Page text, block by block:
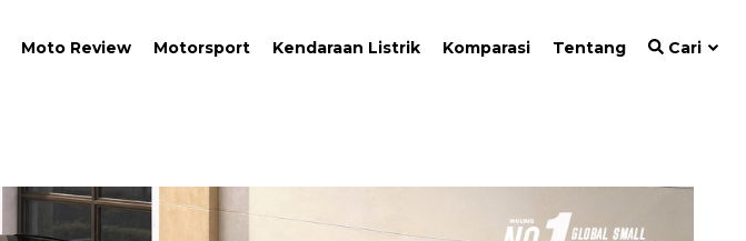
Moto Review Motorsport Kendaraan Listrik Komparasi Tentang Cari